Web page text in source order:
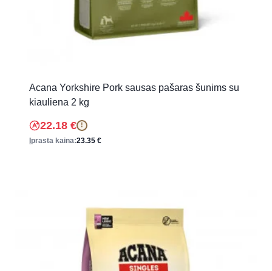
Acana Yorkshire Pork sausas pašaras šunims su
kiauliena 2 kg
22.18 € !
Įprasta kaina:23.35 €